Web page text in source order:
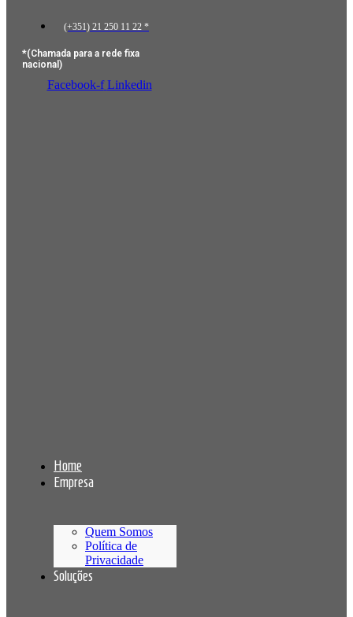
(+351) 21 250 11 22 *
*(Chamada para a rede fixa
nacional)
Facebook-f Linkedin
Home
Empresa
Quem Somos
Política de
Privacidade
Soluções